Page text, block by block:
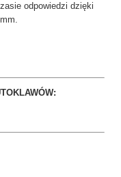
odpowiedzi dzięki